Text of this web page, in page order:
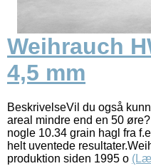
Weihrauch
4,5 mm
BeskrivelseVil du også
areal mindre end en 50
nogle 10.34 grain hagl fra
helt uventede
produktion siden 1995 o